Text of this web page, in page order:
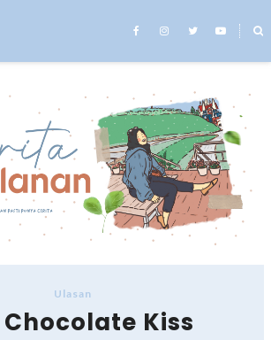
˟
Ulasan
Chocolate Kiss